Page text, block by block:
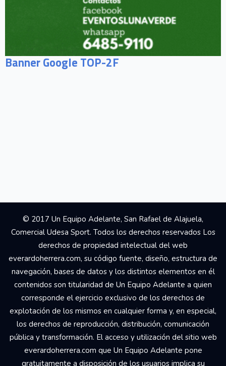
Banner Google TOP-2F
© 2017 Un Equipo Adelante, San Rafael de Alajuela,
Comercial Udesa Sport. Todos los derechos reservados Los
derechos de propiedad intelectual del web
everardoherrera.com, su código fuente, diseño, estructura de
navegación, bases de datos y los distintos elementos en él
contenidos son titularidad de Un Equipo Adelante a quien
corresponde el ejercicio exclusivo de los derechos de
explotación de los mismos en cualquier forma y, en especial,
los derechos de reproducción, distribución, comunicación
pública y transformación. El acceso y utilización del sitio web
everardoherrera.com que Un Equipo Adelante pone
gratuitamente a disposición de los usuarios implica su